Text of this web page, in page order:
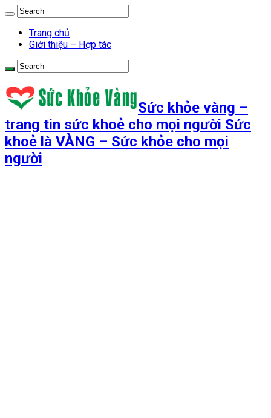
Trang chủ
Giới thiệu – Hợp tác
Sức khỏe vàng –
trang tin sức khoẻ cho mọi người Sức
khoẻ là VÀNG – Sức khỏe cho mọi
người